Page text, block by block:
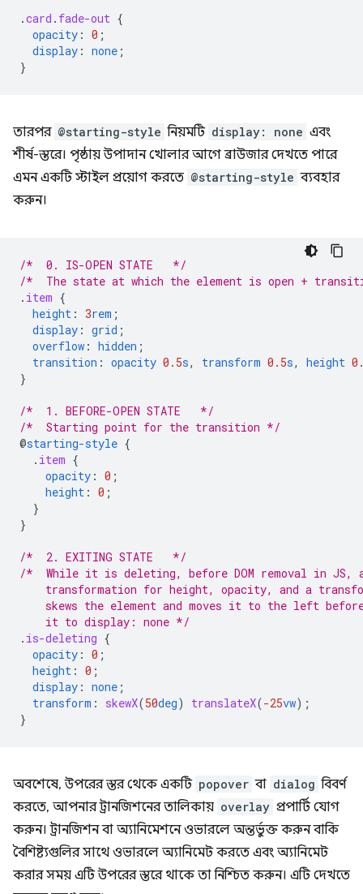
.card . fade-out {
opacity : 0 ;
display : none ;
}
তারপর @starting-style নিয়মটি display: none এবং
শীর্ষ-স্তরে। পৃষ্ঠায় উপাদান খোলার আগে ব্রাউজার দেখতে পারে
এমন একটি স্টাইল প্রয়োগ করতে @starting-style ব্যবহার
করুন।
/*  0. IS-OPEN STATE   */
/*  The state at which the element is open +
. item {
height : 3rem ;
display : grid ;
overflow : hidden ;
transition : opacity 0.5s, transform 0.5s, height
}
/*  1. BEFORE-OPEN STATE   */
/*  Starting point for the transition */
@starting-style {
. item {
opacity : 0 ;
height : 0 ;
}
}
/*  2. EXITING STATE   */
/*  While it is deleting, before DOM removal in JS,
transformation for height, opacity, and a
skews the element and moves it to the left
    it to display: none */
. is-deleting {
opacity : 0 ;
height : 0 ;
display : none ;
transform : skewX(50deg) translateX(-25vw);
}
অবশেষে, উপরের স্তর থেকে একটি popover বা dialog বিবর্ণ
করতে, আপনার ট্রানজিশনের তালিকায় overlay প্রপার্টি যোগ
করুন। ট্রানজিশন বা অ্যানিমেশনে ওভারলে অন্তর্ভুক্ত করুন বাকি
বৈশিষ্ট্যগুলির সাথে ওভারলে অ্যানিমেট করতে এবং অ্যানিমেট
করার সময় এটি উপরের স্তরে থাকে তা নিশ্চিত করুন। এটি দেখতে